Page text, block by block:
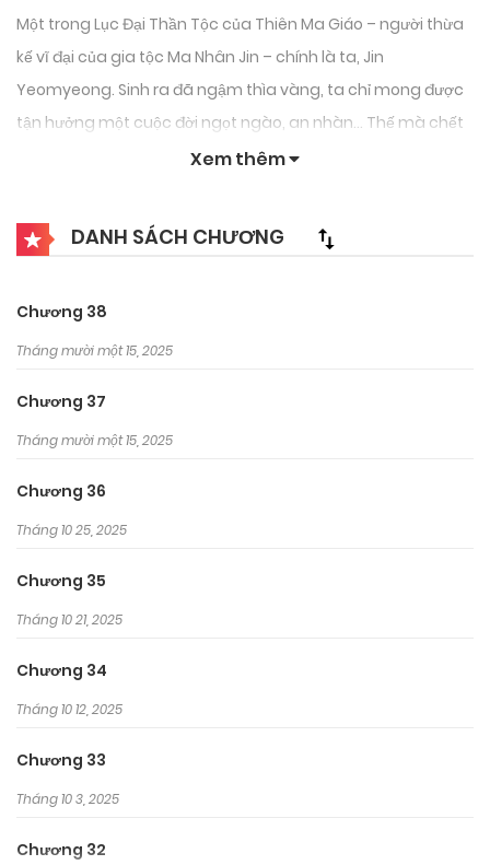
Một trong Lục Đại Thần Tộc của Thiên Ma Giáo – người thừa
kế vĩ đại của gia tộc Ma Nhân Jin – chính là ta, Jin
Yeomyeong. Sinh ra đã ngậm thìa vàng, ta chỉ mong được
tận hưởng một cuộc đời ngọt ngào, an nhàn… Thế mà chết
tiệt cái đám Võ Lâm Minh kia – chúng đã hủy diệt Thiên Ma
Cheon Yura lại nói với ta: “Ngươi có thể quyến rũ ta được
không?”
Xem thêm
DANH SÁCH CHƯƠNG
Chương 38
Tháng mười một 15, 2025
Chương 37
Tháng mười một 15, 2025
Chương 36
Tháng 10 25, 2025
Chương 35
Tháng 10 21, 2025
Chương 34
Tháng 10 12, 2025
Chương 33
Tháng 10 3, 2025
Chương 32